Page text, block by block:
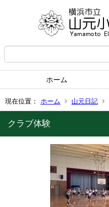
ホーム
現在位置： ホーム 山元日記
クラブ体験